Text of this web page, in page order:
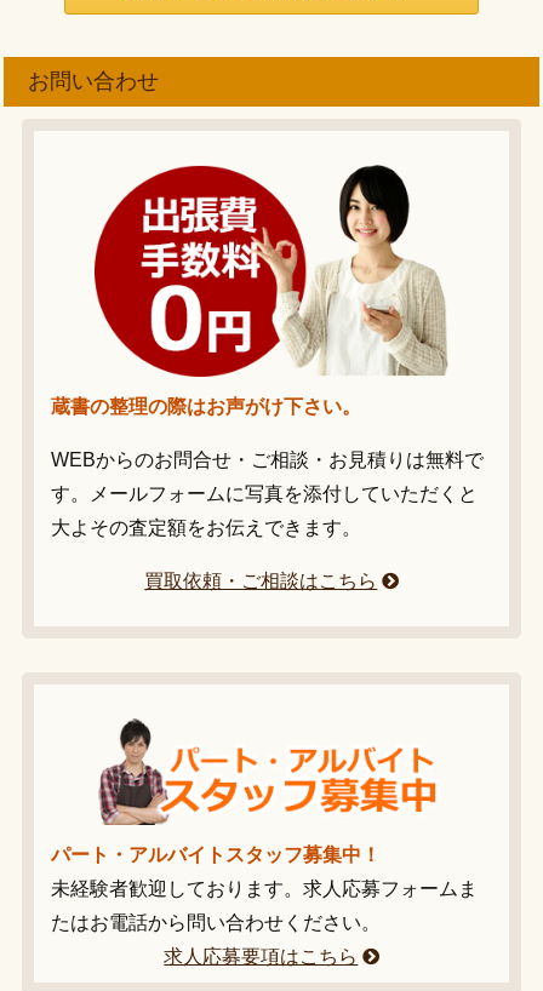
お問い合わせ
蔵書の整理の際はお声がけ下さい。
WEBからのお問合せ・ご相談・お見積りは無料で
す。メールフォームに写真を添付していただくと
大よその査定額をお伝えできます。
買取依頼・ご相談はこちら
パート・アルバイトスタッフ募集中！
未経験者歓迎しております。求人応募フォームま
たはお電話から問い合わせください。
求人応募要項はこちら